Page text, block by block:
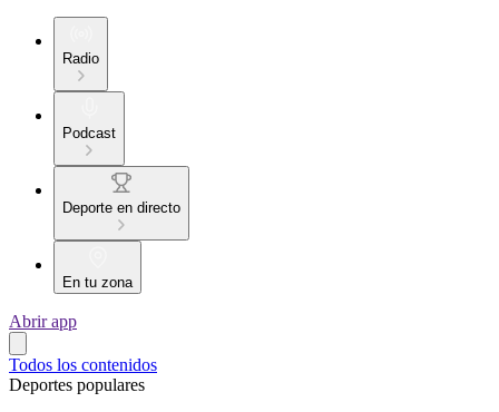
Radio
Podcast
Deporte en directo
En tu zona
Abrir app
Todos los contenidos
Deportes populares